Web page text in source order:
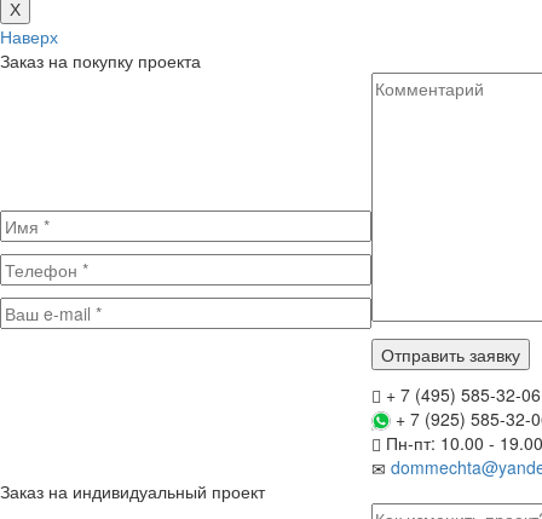
Х
Наверх
Заказ на покупку проекта
+ 7 (495) 585-32-06
+ 7 (925) 585-32-
Пн-пт: 10.00 - 19.00
Заказ на индивидуальный проект